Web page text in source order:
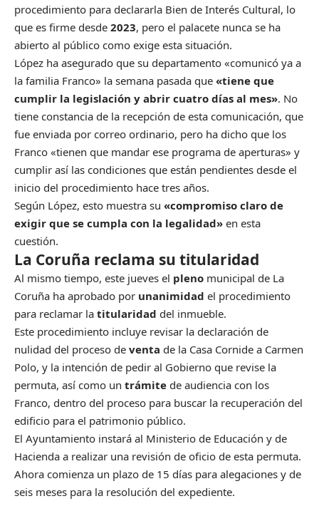
procedimiento para declararla Bien de Interés Cultural, lo
que es firme desde 2023, pero el palacete nunca se ha
abierto al público como exige esta situación.
López ha asegurado que su departamento «comunicó ya a
la familia Franco» la semana pasada que «tiene que
cumplir la legislación y abrir cuatro días al mes». No
tiene constancia de la recepción de esta comunicación, que
fue enviada por correo ordinario, pero ha dicho que los
Franco «tienen que mandar ese programa de aperturas» y
cumplir así las condiciones que están pendientes desde el
inicio del procedimiento hace tres años.
Según López, esto muestra su «compromiso claro de
exigir que se cumpla con la legalidad» en esta
cuestión.
La Coruña reclama su titularidad
Al mismo tiempo, este jueves el pleno municipal de La
Coruña ha aprobado por unanimidad el procedimiento
para reclamar la titularidad del inmueble.
Este procedimiento incluye revisar la declaración de
nulidad del proceso de venta de la Casa Cornide a Carmen
Polo, y la intención de pedir al Gobierno que revise la
permuta, así como un trámite de audiencia con los
Franco, dentro del proceso para buscar la recuperación del
edificio para el patrimonio público.
El Ayuntamiento instará al Ministerio de Educación y de
Hacienda a realizar una revisión de oficio de esta permuta.
Ahora comienza un plazo de 15 días para alegaciones y de
seis meses para la resolución del expediente.